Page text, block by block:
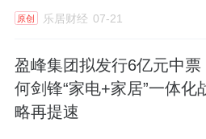
原创 乐居财经 07-21
盈峰集团拟发行6亿元中票
何剑锋“家电+家居”一体化
略再提速